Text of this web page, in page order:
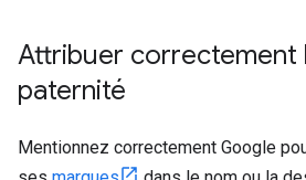
Attribuer correctement
paternité
Mentionnez correctement Google